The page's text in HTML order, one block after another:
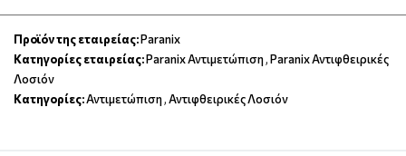
Προϊόν της εταιρείας:Paranix
Κατηγορίες εταιρείας:Paranix Αντιμετώπιση,Paranix Αντιφθειρικές
Λοσιόν
Κατηγορίες:Αντιμετώπιση,Αντιφθειρικές Λοσιόν